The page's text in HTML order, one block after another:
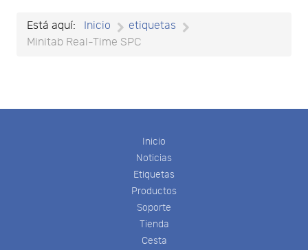
Está aquí: Inicio
etiquetas
Minitab Real-Time SPC
Inicio
Noticias
Etiquetas
Productos
Soporte
Tienda
Cesta